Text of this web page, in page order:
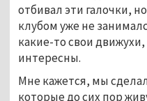
отбивал эти галочки,
клубом уже не
какие-то свои
интересны.
Мне кажется, мы
которые до сих пор